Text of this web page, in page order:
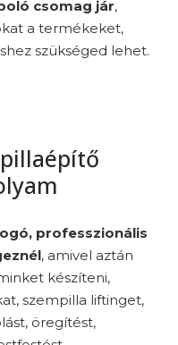
csomag jár,
a termékeket,
szükséged lehet.
professzionális
, amivel aztán
készíteni,
szempilla liftinget,
öregítést,